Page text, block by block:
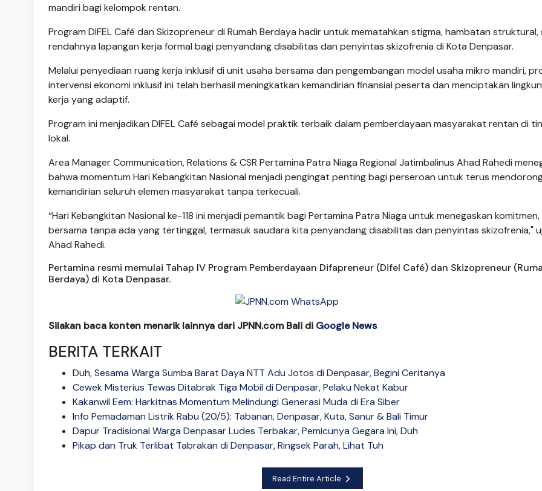
mandiri bagi kelompok rentan.
Program DIFEL Café dan Skizopreneur di Rumah Berdaya hadir untuk mematahkan stigma, hambatan struktural,
rendahnya lapangan kerja formal bagi penyandang disabilitas dan penyintas skizofrenia di Kota Denpasar.
Melalui penyediaan ruang kerja inklusif di unit usaha bersama dan pengembangan model usaha mikro mandiri,
intervensi ekonomi inklusif ini telah berhasil meningkatkan kemandirian finansial peserta dan menciptakan
kerja yang adaptif.
Program ini menjadikan DIFEL Café sebagai model praktik terbaik dalam pemberdayaan masyarakat rentan di
lokal.
Area Manager Communication, Relations & CSR Pertamina Patra Niaga Regional Jatimbalinus Ahad Rahedi
bahwa momentum Hari Kebangkitan Nasional menjadi pengingat penting bagi perseroan untuk terus
kemandirian seluruh elemen masyarakat tanpa terkecuali.
“Hari Kebangkitan Nasional ke-118 ini menjadi pemantik bagi Pertamina Patra Niaga untuk menegaskan
bersama tanpa ada yang tertinggal, termasuk saudara kita penyandang disabilitas dan penyintas skizofrenia,"
Ahad Rahedi.
Pertamina resmi memulai Tahap IV Program Pemberdayaan Difapreneur (Difel Café) dan Skizopreneur
Berdaya) di Kota Denpasar.
Silakan baca konten menarik lainnya dari JPNN.com Bali di Google News
BERITA TERKAIT
Duh, Sesama Warga Sumba Barat Daya NTT Adu Jotos di Denpasar, Begini Ceritanya
Cewek Misterius Tewas Ditabrak Tiga Mobil di Denpasar, Pelaku Nekat Kabur
Kakanwil Eem: Harkitnas Momentum Melindungi Generasi Muda di Era Siber
Info Pemadaman Listrik Rabu (20/5): Tabanan, Denpasar, Kuta, Sanur & Bali Timur
Dapur Tradisional Warga Denpasar Ludes Terbakar, Pemicunya Gegara Ini, Duh
Pikap dan Truk Terlibat Tabrakan di Denpasar, Ringsek Parah, Lihat Tuh
Read Entire Article